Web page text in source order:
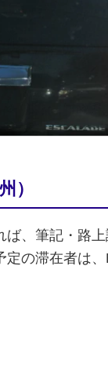
）
、筆記・路
の滞在者は